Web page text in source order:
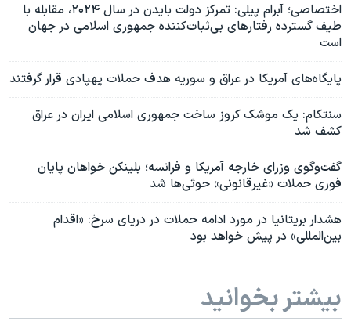
اختصاصی؛ آبرام پیلی: تمرکز دولت بایدن در سال ۲۰۲۴، مقابله با
طیف گسترده رفتارهای بی‌ثبات‌کننده جمهوری اسلامی در جهان
است
پایگاه‌های آمریکا در عراق و سوریه هدف حملات پهپادی قرار گرفتند
سنتکام: یک موشک کروز ساخت جمهوری اسلامی ایران در عراق
کشف شد
گفت‌وگوی وزرای خارجه آمریکا و فرانسه؛ بلینکن خواهان پایان
فوری حملات «غیرقانونی» حوثی‌ها شد
هشدار بریتانیا در مورد ادامه حملات در دریای سرخ: «اقدام
بین‌المللی» در پیش خواهد بود
بیشتر بخوانید